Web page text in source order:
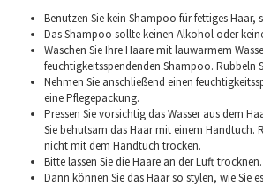
Benutzen Sie kein Shampoo für fettiges Haar,
Das Shampoo sollte keinen Alkohol oder
Waschen Sie Ihre Haare mit lauwarmem
feuchtigkeitsspendenden Shampoo. Rubbeln
Nehmen Sie anschließend einen
eine Pflegepackung.
Pressen Sie vorsichtig das Wasser aus dem
Sie behutsam das Haar mit einem Handtuch.
nicht mit dem Handtuch trocken.
Bitte lassen Sie die Haare an der Luft trocknen.
Dann können Sie das Haar so stylen, wie Sie